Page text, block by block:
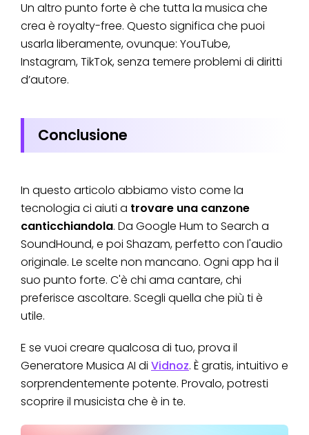
Un altro punto forte è che tutta la musica che
crea è royalty-free. Questo significa che puoi
usarla liberamente, ovunque: YouTube,
Instagram, TikTok, senza temere problemi di diritti
d’autore.
Conclusione
In questo articolo abbiamo visto come la
tecnologia ci aiuti a trovare una canzone
canticchiandola. Da Google Hum to Search a
SoundHound, e poi Shazam, perfetto con l'audio
originale. Le scelte non mancano. Ogni app ha il
suo punto forte. C'è chi ama cantare, chi
preferisce ascoltare. Scegli quella che più ti è
utile.
E se vuoi creare qualcosa di tuo, prova il
Generatore Musica AI di Vidnoz. È gratis, intuitivo e
sorprendentemente potente. Provalo, potresti
scoprire il musicista che è in te.